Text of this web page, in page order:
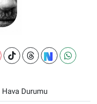
Hava Durumu